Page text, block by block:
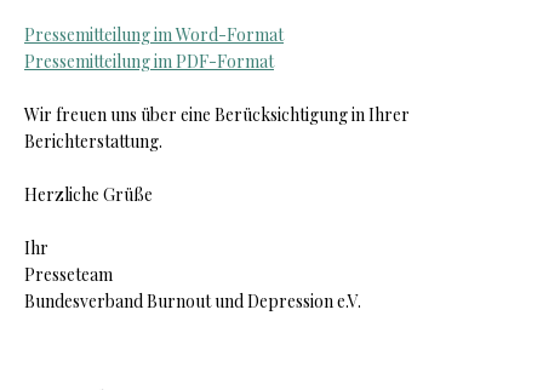
Pressemitteilung im Word-Format
Pressemitteilung im PDF-Format
Wir freuen uns über eine Berücksichtigung in Ihrer
Berichterstattung.
Herzliche Grüße
Ihr
Presseteam
Bundesverband Burnout und Depression e.V.